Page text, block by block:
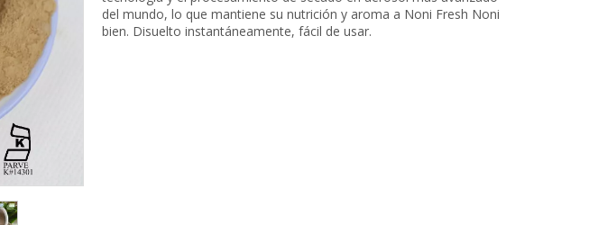
del mundo, lo que mantiene su nutrición y aroma a Noni Fresh Noni
bien. Disuelto instantáneamente, fácil de usar.